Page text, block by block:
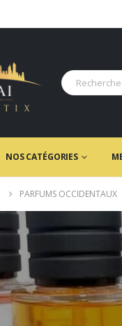
NOS CATÉGORIES
PARFUMS OCCIDENTAUX